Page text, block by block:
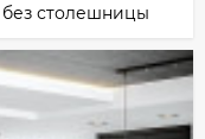
без столешницы